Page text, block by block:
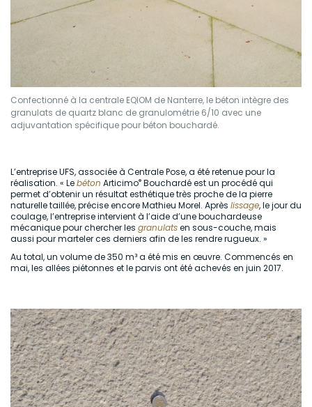
Confectionné à la centrale EQIOM de Nanterre, le béton intègre des
granulats de quartz blanc de granulométrie 6/10 avec une
adjuvantation spécifique pour béton bouchardé.
L’entreprise UFS, associée à Centrale Pose, a été retenue pour la
réalisation. « Lebéton Articimo® Bouchardé est un procédé qui
permet d’obtenir un résultat esthétique très proche de la pierre
naturelle taillée, précise encore Mathieu Morel. Après lissage, le jour du
coulage, l’entreprise intervient à l’aide d’une bouchardeuse
mécanique pour chercher les granulatsen sous-couche, mais
aussi pour marteler ces derniers afin de les rendre rugueux. »
Au total, un volume de 350 m³ a été mis en œuvre. Commencés en
mai, les allées piétonnes et le parvis ont été achevés en juin 2017.